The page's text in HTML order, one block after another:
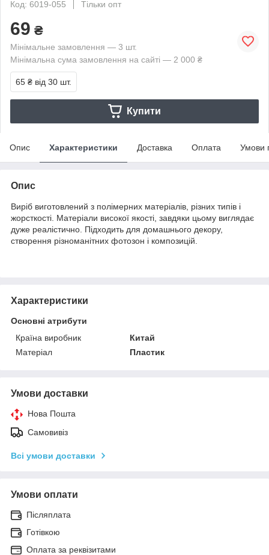
Код: 6019-055
Тільки опт
69 ₴
Мінімальне замовлення — 3 шт.
Мінімальна сума замовлення на сайті — 2 000 ₴
65 ₴ від 30 шт.
Купити
Опис Характеристики Доставка Оплата Умови
Опис
Виріб виготовлений з полімерних матеріалів, різних типів і
жорсткості. Матеріали високої якості, завдяки цьому виглядає
дуже реалістично. Підходить для домашнього декору,
створення різноманітних фотозон і композицій.
Характеристики
Основні атрибути
Країна виробник
Китай
Матеріал
Пластик
Умови доставки
Нова Пошта
Самовивіз
Всі умови доставки
Умови оплати
Післяплата
Готівкою
Оплата за реквізитами